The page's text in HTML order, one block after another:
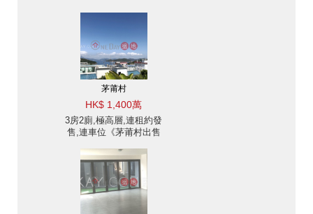
茅莆村
HK$ 1,400萬
3房2廁,極高層,連租約發
售,連車位《茅莆村出售